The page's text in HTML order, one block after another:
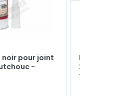
noir pour joint
-
Flexible de
24UNF) -
tout)